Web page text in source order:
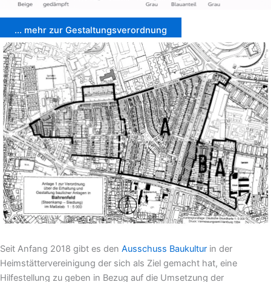
... mehr zur Gestaltungsverordnung
Seit Anfang 2018 gibt es den Ausschuss Baukultur in der
Heimstättervereinigung der sich als Ziel gemacht hat, eine
Hilfestellung zu geben in Bezug auf die Umsetzung der